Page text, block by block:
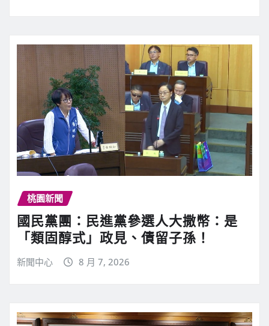
桃園新聞
國民黨團：民進黨參選人大撒幣：是
「類固醇式」政見、債留子孫！
新聞中心 8 月 7, 2026